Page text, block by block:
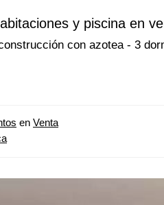
y piscina en
con azotea - 3
en Venta